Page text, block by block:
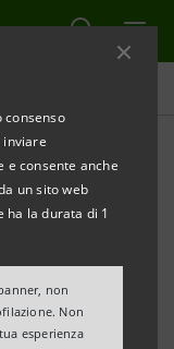
consenso
inviare
e consente anche
un sito web
ha la durata di 1
non
Non
esperienza